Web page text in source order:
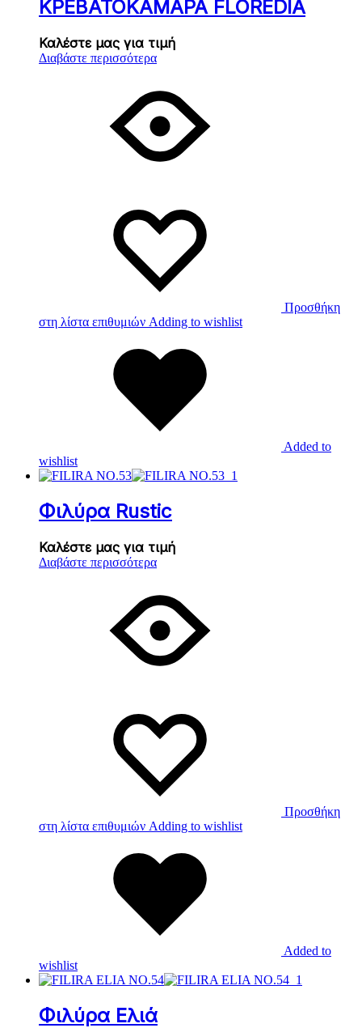
ΚΡΕΒΑΤΟΚΑΜΑΡΑ FLOREDIA
Καλέστε μας για τιμή
Διαβάστε περισσότερα
Προσθήκη
στη λίστα επιθυμιών Adding to wishlist
Added to
wishlist
Φιλύρα Rustic
Καλέστε μας για τιμή
Διαβάστε περισσότερα
Προσθήκη
στη λίστα επιθυμιών Adding to wishlist
Added to
wishlist
Φιλύρα Ελιά